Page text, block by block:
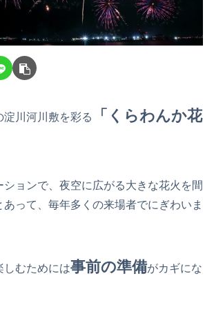
川河川敷を彩る
「くらわんか花
ションで、夜空に広がる大きな花火を間
って、毎年多くの来場者でにぎわいま
しむためには事前の準備がカギにな